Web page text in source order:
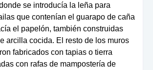
se introducía la leña para
que contenían el guarapo de caña
el papelón, también construidas
arcilla cocida. El resto de los muros
fabricados con tapias o tierra
con rafas de mampostería de